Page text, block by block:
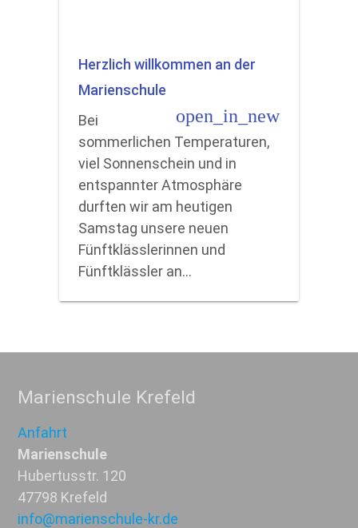
Herzlich willkommen an der
Marienschule
open_in_new
Bei
sommerlichen Temperaturen,
viel Sonnenschein und in
entspannter Atmosphäre
durften wir am heutigen
Samstag unsere neuen
Fünftklässlerinnen und
Fünftklässler an…
Marienschule Krefeld
Anfahrt
Marienschule
Hubertusstr. 120
47798 Krefeld
info@marienschule-kr.de